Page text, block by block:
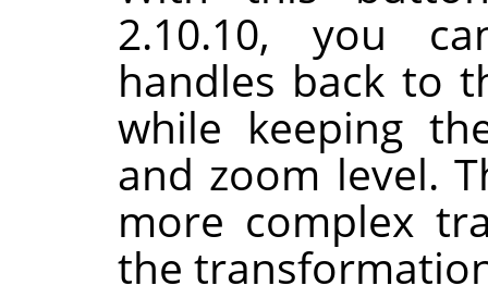
2.10.10, you
handles back to
while keeping
and zoom level.
more complex
the